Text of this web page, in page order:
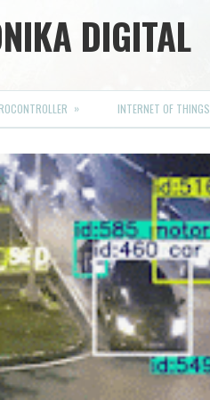
DIGITAL
» INTERNET OF THINGS